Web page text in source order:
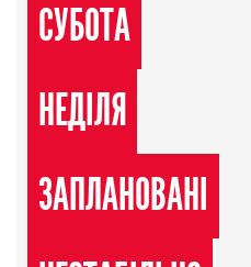
СУБОТА
НЕДІЛЯ
ЗАПЛАНОВАНІ